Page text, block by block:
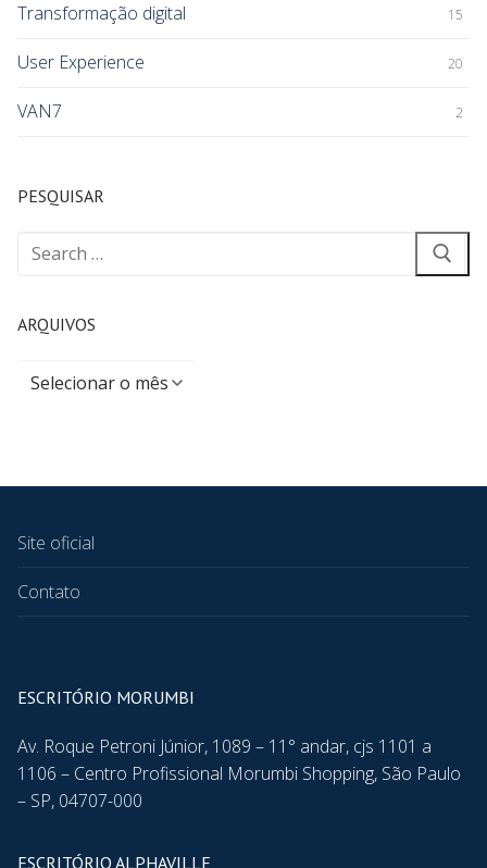
Transformação digital 15
User Experience 20
VAN7 2
PESQUISAR
ARQUIVOS
Site oficial
Contato
ESCRITÓRIO MORUMBI
Av. Roque Petroni Júnior, 1089 – 11° andar, cjs 1101 a
1106 – Centro Profissional Morumbi Shopping, São Paulo
– SP, 04707-000
ESCRITÓRIO ALPHAVILLE